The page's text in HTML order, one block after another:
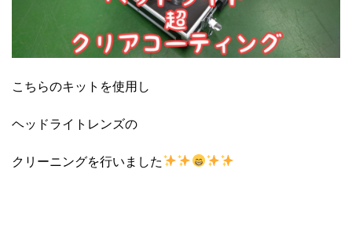
こちらのキットを使用し
ヘッドライトレンズの
クリーニングを行いました